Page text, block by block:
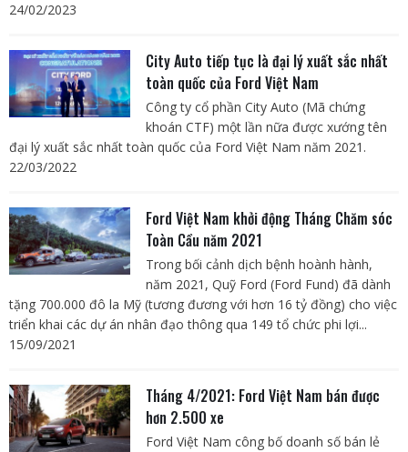
24/02/2023
City Auto tiếp tục là đại lý xuất sắc nhất
toàn quốc của Ford Việt Nam
Công ty cổ phần City Auto (Mã chứng
khoán CTF) một lần nữa được xướng tên
đại lý xuất sắc nhất toàn quốc của Ford Việt Nam năm 2021.
22/03/2022
Ford Việt Nam khởi động Tháng Chăm sóc
Toàn Cầu năm 2021
Trong bối cảnh dịch bệnh hoành hành,
năm 2021, Quỹ Ford (Ford Fund) đã dành
tặng 700.000 đô la Mỹ (tương đương với hơn 16 tỷ đồng) cho việc
triển khai các dự án nhân đạo thông qua 149 tổ chức phi lợi...
15/09/2021
Tháng 4/2021: Ford Việt Nam bán được
hơn 2.500 xe
Ford Việt Nam công bố doanh số bán lẻ